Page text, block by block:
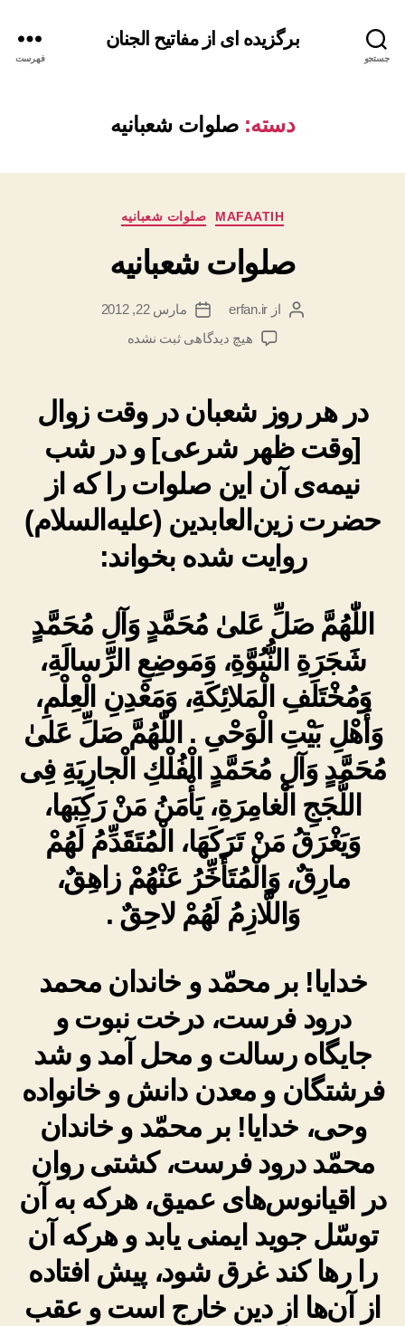
جستجو
برگزیده ای از مفاتیح الجنان
فهرست
دسته: صلوات شعبانیه
دسته‌ها MAFAATIH صلوات شعبانیه
صلوات شعبانیه
نویسنده
نوشته
از erfan.ir
تاریخ
نوشته
مارس 22, 2012
هیچ دیدگاهیبرای
ثبت نشده
در هر روز شعبان در وقت زوال
[وقت ظهر شرعی] و در شب
نیمه‌ی آن این صلوات را که از
حضرت زین‌العابدین (علیه‌السلام)
روایت شده بخواند:
اللّٰهُمَّ صَلِّ عَلىٰ مُحَمَّدٍ وَآلِ مُحَمَّدٍ
شَجَرَةِ النُّبُوَّةِ، وَمَوضِعِ الرِّسالَةِ،
وَمُخْتَلَفِ الْمَلائِكَةِ، وَمَعْدِنِ الْعِلْمِ،
وَأَهْلِ بَيْتِ الْوَحْىِ . اللّٰهُمَّ صَلِّ عَلىٰ
مُحَمَّدٍ وَآلِ مُحَمَّدٍ الْفُلْكِ الْجارِيَةِ فِى
اللُّجَجِ الْغامِرَةِ، يَأْمَنُ مَنْ رَكِبَها،
وَيَغْرَقُ مَنْ تَرَكَهَا، الْمُتَقَدِّمُ لَهُمْ
مارِقٌ، وَالْمُتَأَخِّرُ عَنْهُمْ زاهِقٌ،
وَاللَّازِمُ لَهُمْ لاحِقٌ .
خدایا! بر محمّد و خاندان محمد
درود فرست، درخت نبوت و
جایگاه رسالت و محل آمد و شد
فرشتگان و معدن دانش و خانواده
وحی، خدایا! بر محمّد و خاندان
محمّد درود فرست، کشتی روان
در اقیانوس‌های عمیق، هرکه به آن
توسّل جوید ایمنی یابد و هرکه آن
را رها کند غرق شود، پیش افتاده
از آن‌ها از دین خارج است و عقب